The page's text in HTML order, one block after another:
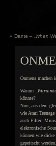
« Dante – „ When
Onmens machen
Warum „ Witruimte
könnte?
Nun, aus dem
wie Atari
auch Filter,
elektronische
können wie dicke
gepeitscht werden.